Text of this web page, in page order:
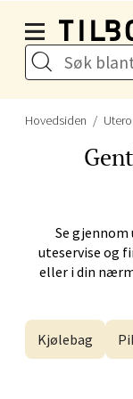
Hovedsiden
Se
uteservise og
eller i din
Kjølebag
Førde -
Åpent i dag
Bergen